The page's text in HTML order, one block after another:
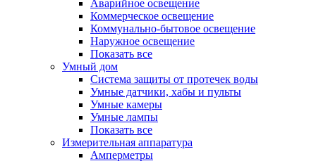
Аварийное освещение
Коммерческое освещение
Коммунально-бытовое освещение
Наружное освещение
Показать все
Умный дом
Система защиты от протечек воды
Умные датчики, хабы и пульты
Умные камеры
Умные лампы
Показать все
Измерительная аппаратура
Амперметры